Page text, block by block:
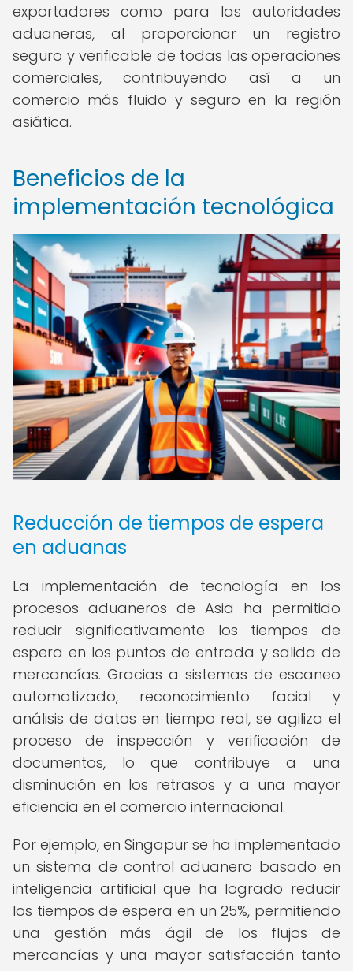
exportadores como para las autoridades
aduaneras, al proporcionar un registro
seguro y verificable de todas las operaciones
comerciales, contribuyendo así a un
comercio más fluido y seguro en la región
asiática.
Beneficios de la
implementación tecnológica
Reducción de tiempos de espera
en aduanas
La implementación de tecnología en los
procesos aduaneros de Asia ha permitido
reducir significativamente los tiempos de
espera en los puntos de entrada y salida de
mercancías. Gracias a sistemas de escaneo
automatizado, reconocimiento facial y
análisis de datos en tiempo real, se agiliza el
proceso de inspección y verificación de
documentos, lo que contribuye a una
disminución en los retrasos y a una mayor
eficiencia en el comercio internacional.
Por ejemplo, en Singapur se ha implementado
un sistema de control aduanero basado en
inteligencia artificial que ha logrado reducir
los tiempos de espera en un 25%, permitiendo
una gestión más ágil de los flujos de
mercancías y una mayor satisfacción tanto